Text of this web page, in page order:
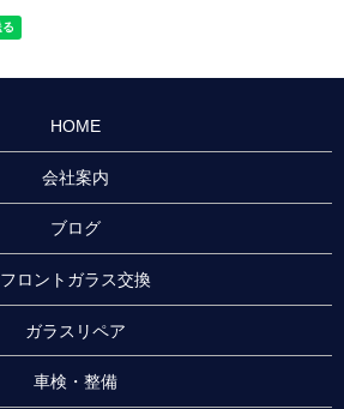
HOME
会社案内
ブログ
フロントガラス交換
ガラスリペア
車検・整備